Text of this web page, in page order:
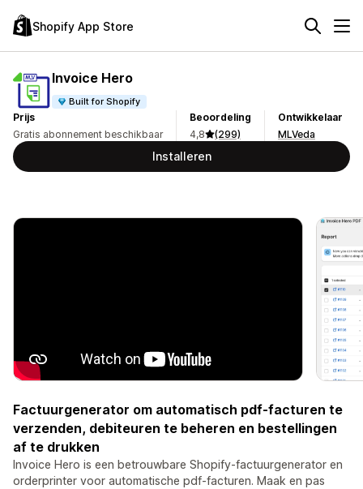
Shopify App Store
Invoice Hero
Built for Shopify
Prijs
Gratis abonnement beschikbaar
Beoordeling
4,8
(299)
Ontwikkelaar
MLVeda
Installeren
Factuurgenerator om automatisch pdf-facturen te
verzenden, debiteuren te beheren en bestellingen
af te drukken
Invoice Hero is een betrouwbare Shopify-factuurgenerator en
orderprinter voor automatische pdf-facturen. Maak en pas